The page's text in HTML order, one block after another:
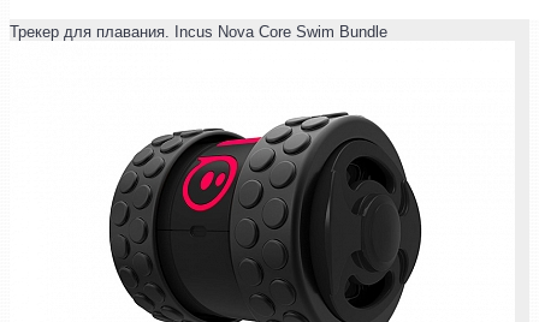
Трекер для плавания. Incus Nova Core Swim Bundle